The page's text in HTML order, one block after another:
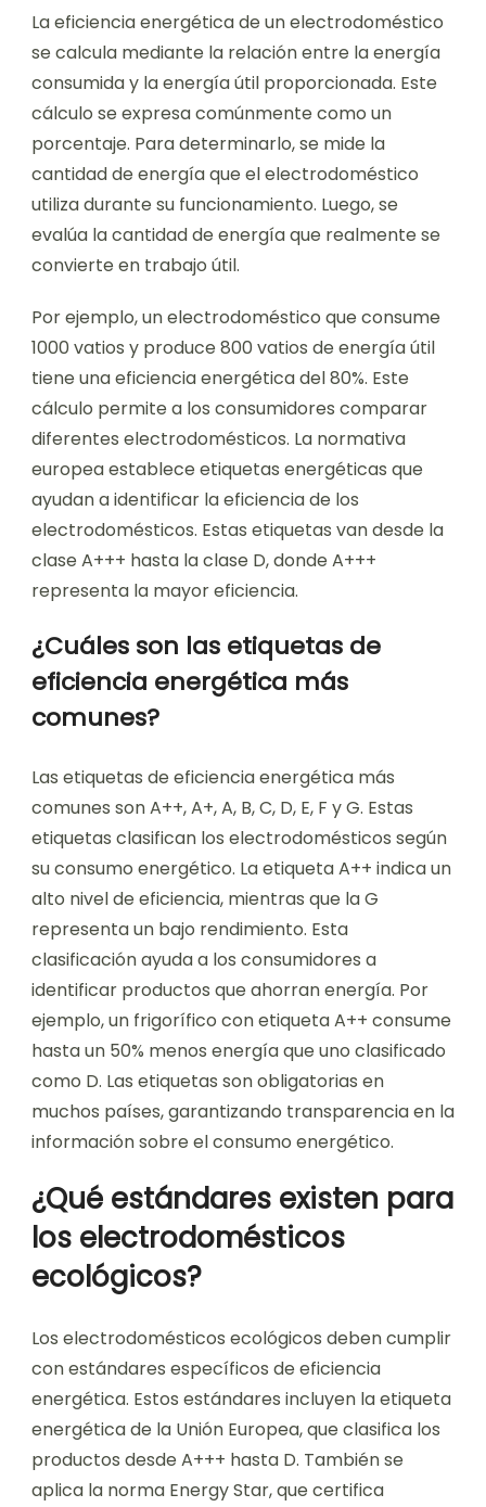
La eficiencia energética de un electrodoméstico
se calcula mediante la relación entre la energía
consumida y la energía útil proporcionada. Este
cálculo se expresa comúnmente como un
porcentaje. Para determinarlo, se mide la
cantidad de energía que el electrodoméstico
utiliza durante su funcionamiento. Luego, se
evalúa la cantidad de energía que realmente se
convierte en trabajo útil.
Por ejemplo, un electrodoméstico que consume
1000 vatios y produce 800 vatios de energía útil
tiene una eficiencia energética del 80%. Este
cálculo permite a los consumidores comparar
diferentes electrodomésticos. La normativa
europea establece etiquetas energéticas que
ayudan a identificar la eficiencia de los
electrodomésticos. Estas etiquetas van desde la
clase A+++ hasta la clase D, donde A+++
representa la mayor eficiencia.
¿Cuáles son las etiquetas de
eficiencia energética más
comunes?
Las etiquetas de eficiencia energética más
comunes son A++, A+, A, B, C, D, E, F y G. Estas
etiquetas clasifican los electrodomésticos según
su consumo energético. La etiqueta A++ indica un
alto nivel de eficiencia, mientras que la G
representa un bajo rendimiento. Esta
clasificación ayuda a los consumidores a
identificar productos que ahorran energía. Por
ejemplo, un frigorífico con etiqueta A++ consume
hasta un 50% menos energía que uno clasificado
como D. Las etiquetas son obligatorias en
muchos países, garantizando transparencia en la
información sobre el consumo energético.
¿Qué estándares existen para
los electrodomésticos
ecológicos?
Los electrodomésticos ecológicos deben cumplir
con estándares específicos de eficiencia
energética. Estos estándares incluyen la etiqueta
energética de la Unión Europea, que clasifica los
productos desde A+++ hasta D. También se
aplica la norma Energy Star, que certifica